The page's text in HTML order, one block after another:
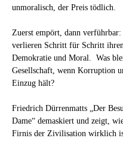
unmoralisch, der Preis tödlich.
Zuerst empört, dann
verlieren Schritt für Schritt
Demokratie und Moral.  Was
Gesellschaft, wenn Korruption
Einzug hält?
Friedrich Dürrenmatts „Der
Dame“ demaskiert und zeigt,
Firnis der Zivilisation wirklich